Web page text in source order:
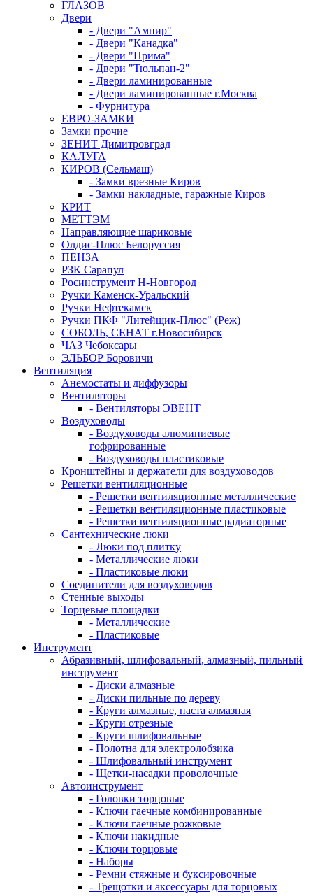
ГЛАЗОВ
Двери
- Двери "Ампир"
- Двери "Канадка"
- Двери "Прима"
- Двери "Тюльпан-2"
- Двери ламинированные
- Двери ламинированные г.Москва
- Фурнитура
ЕВРО-ЗАМКИ
Замки прочие
ЗЕНИТ Димитровград
КАЛУГА
КИРОВ (Сельмаш)
- Замки врезные Киров
- Замки накладные, гаражные Киров
КРИТ
МЕТТЭМ
Направляющие шариковые
Олдис-Плюс Белоруссия
ПЕНЗА
РЗК Сарапул
Росинструмент Н-Новгород
Ручки Каменск-Уральский
Ручки Нефтекамск
Ручки ПКФ "Литейщик-Плюс" (Реж)
СОБОЛЬ, СЕНАТ г.Новосибирск
ЧАЗ Чебоксары
ЭЛЬБОР Боровичи
Вентиляция
Анемостаты и диффузоры
Вентиляторы
- Вентиляторы ЭВЕНТ
Воздуховоды
- Воздуховоды алюминиевые
гофрированные
- Воздуховоды пластиковые
Кронштейны и держатели для воздуховодов
Решетки вентиляционные
- Решетки вентиляционные металлические
- Решетки вентиляционные пластиковые
- Решетки вентиляционные радиаторные
Сантехнические люки
- Люки под плитку
- Металлические люки
- Пластиковые люки
Соединители для воздуховодов
Стенные выходы
Торцевые площадки
- Металлические
- Пластиковые
Инструмент
Абразивный, шлифовальный, алмазный, пильный
инструмент
- Диски алмазные
- Диски пильные по дереву
- Круги алмазные, паста алмазная
- Круги отрезные
- Круги шлифовальные
- Полотна для электролобзика
- Шлифовальный инструмент
- Щетки-насадки проволочные
Автоинструмент
- Головки торцовые
- Ключи гаечные комбинированные
- Ключи гаечные рожковые
- Ключи накидные
- Ключи торцовые
- Наборы
- Ремни стяжные и буксировочные
- Трещотки и аксессуары для торцовых